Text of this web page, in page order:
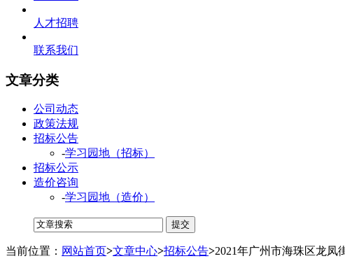
人才招聘
联系我们
文章分类
公司动态
政策法规
招标公告
-学习园地（招标）
招标公示
造价咨询
-学习园地（造价）
当前位置： 网站首页>文章中心>招标公告>2021年广州市海珠区龙凤